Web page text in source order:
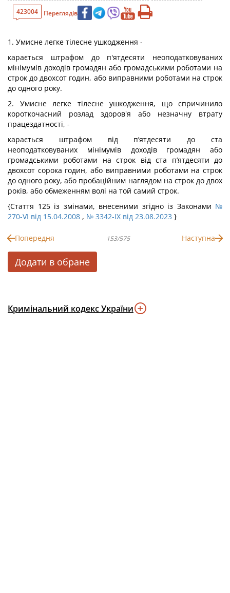
423004 Переглядів
1. Умисне легке тілесне ушкодження -
карається штрафом до п'ятдесяти неоподатковуваних
мінімумів доходів громадян або громадськими роботами на
строк до двохсот годин, або виправними роботами на строк
до одного року.
2. Умисне легке тілесне ушкодження, що спричинило
короткочасний розлад здоров'я або незначну втрату
працездатності, -
карається штрафом від п’ятдесяти до ста
неоподатковуваних мінімумів доходів громадян або
громадськими роботами на строк від ста п’ятдесяти до
двохсот сорока годин, або виправними роботами на строк
до одного року, або пробаційним наглядом на строк до двох
років, або обмеженням волі на той самий строк.
{Стаття 125 із змінами, внесеними згідно із Законами №
270-VI від 15.04.2008 , № 3342-IX від 23.08.2023 }
Попередня 153/575 Наступна
Додати в обране
Кримінальний кодекс України